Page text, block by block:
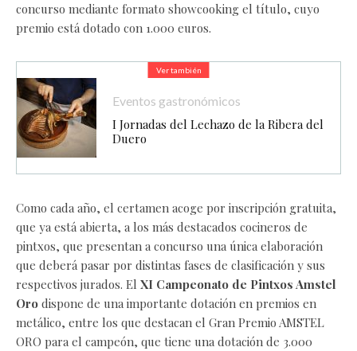
concurso mediante formato showcooking el título, cuyo
premio está dotado con 1.000 euros.
Ver también
Eventos gastronómicos
I Jornadas del Lechazo de la Ribera del
Duero
Como cada año, el certamen acoge por inscripción gratuita,
que ya está abierta, a los más destacados cocineros de
pintxos, que presentan a concurso una única elaboración
que deberá pasar por distintas fases de clasificación y sus
respectivos jurados. El XI Campeonato de Pintxos Amstel
Oro dispone de una importante dotación en premios en
metálico, entre los que destacan el Gran Premio AMSTEL
ORO para el campeón, que tiene una dotación de 3.000